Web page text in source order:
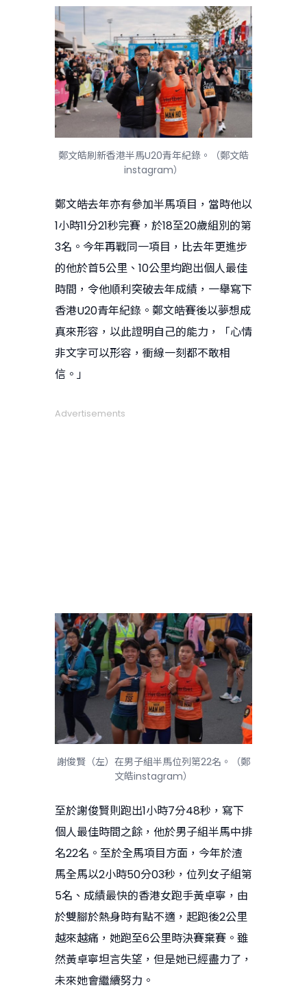
鄭文皓刷新香港半馬U20青年紀錄。（鄭文皓
instagram）
鄭文皓去年亦有參加半馬項目，當時他以
1小時11分21秒完賽，於18至20歲組別的第
3名。今年再戰同一項目，比去年更進步
的他於首5公里、10公里均跑出個人最佳
時間，令他順利突破去年成績，一舉寫下
香港U20青年紀錄。鄭文皓賽後以夢想成
真來形容，以此證明自己的能力，「心情
非文字可以形容，衝線一刻都不敢相
信。」
Advertisements
謝俊賢（左）在男子組半馬位列第22名。（鄭
文皓instagram）
至於謝俊賢則跑出1小時7分48秒，寫下
個人最佳時間之餘，他於男子組半馬中排
名22名。至於全馬項目方面，今年於渣
馬全馬以2小時50分03秒，位列女子組第
5名、成績最快的香港女跑手黃卓寧，由
於雙腳於熱身時有點不適，起跑後2公里
越來越痛，她跑至6公里時決賽棄賽。雖
然黃卓寧坦言失望，但是她已經盡力了，
未來她會繼續努力。